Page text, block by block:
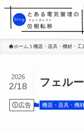
ホーム 機器・器具・機材・工
フェル
2026
2/18
広告 機器・器具・機